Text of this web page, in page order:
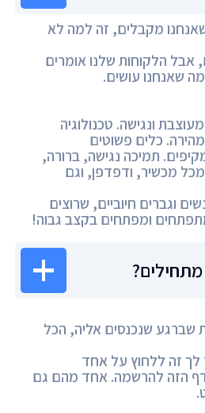
שאנחנו מקבלים, זה למה לא
אבל הלקוחות שלנו אומרים
שאנחנו עושים.
ונגישה. טכנולוגיה
כלים פשוטים
תמיכה נגישה, ברורה,
מכל מכשיר, ודפדפן, וגם
וגברים חיוביים, שרוצים
ומפתחים בקצב גבוה!
שברגע שנכנסים אליה, הכל
זה ללחוץ על אחד
הזה להרשמה. אחד מהם גם